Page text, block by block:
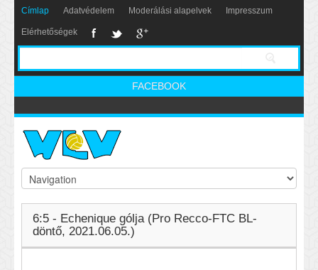
Címlap Adatvédelem Moderálási alapelvek Impresszum
Elérhetőségek
FACEBOOK
6:5 - Echenique gólja (Pro Recco-FTC BL-
döntő, 2021.06.05.)